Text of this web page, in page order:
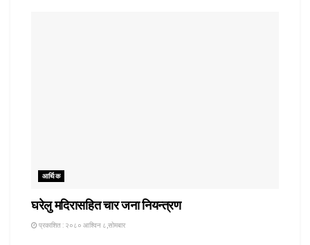
आर्थिक
घरेलु मदिरासहित चार जना नियन्त्रण
प्रकाशित : २०८० आश्विन ८,सोमबार